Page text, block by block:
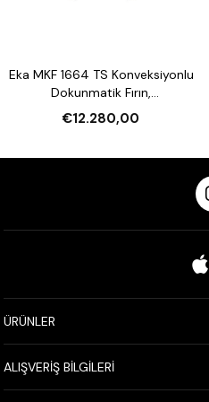
Eka MKF 1664 TS Konveksiyonlu
Dokunmatik Fırın,
Nemlendirmeli 16 Tepsi
Kapasiteli Elektrikli
€12.280,00
ÜRÜNLER
ALIŞVERİŞ BİLGİLERİ